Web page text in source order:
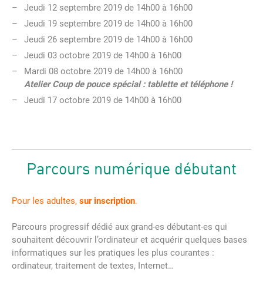
Jeudi 12 septembre 2019 de 14h00 à 16h00
Jeudi 19 septembre 2019 de 14h00 à 16h00
Jeudi 26 septembre 2019 de 14h00 à 16h00
Jeudi 03 octobre 2019 de 14h00 à 16h00
Mardi 08 octobre 2019 de 14h00 à 16h00
Atelier Coup de pouce spécial : tablette et téléphone !
Jeudi 17 octobre 2019 de 14h00 à 16h00
Parcours numérique débutant
Pour les adultes, sur inscription.
Parcours progressif dédié aux grand-es débutant-es qui
souhaitent découvrir l’ordinateur et acquérir quelques bases
informatiques sur les pratiques les plus courantes :
ordinateur, traitement de textes, Internet…